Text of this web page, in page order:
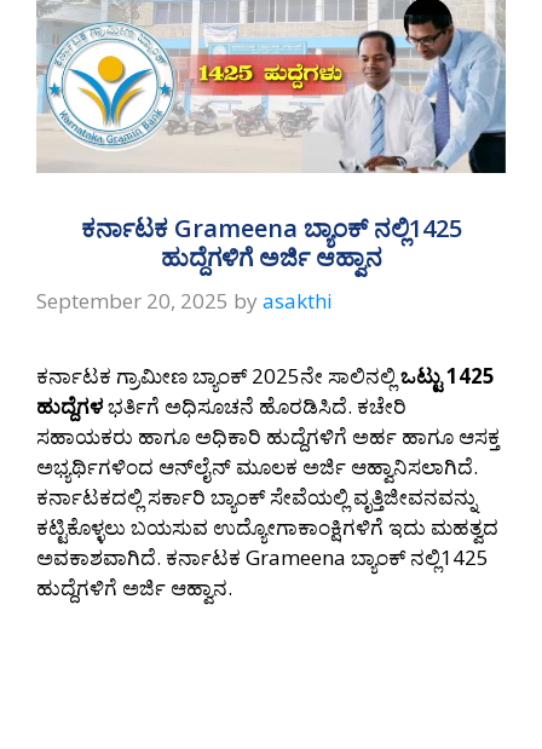
ಕರ್ನಾಟಕ Grameena ಬ್ಯಾಂಕ್ ನಲ್ಲಿ1425
ಹುದ್ದೆಗಳಿಗೆ ಅರ್ಜಿ ಆಹ್ವಾನ
September 20, 2025 by asakthi
ಕರ್ನಾಟಕ ಗ್ರಾಮೀಣ ಬ್ಯಾಂಕ್ 2025ನೇ ಸಾಲಿನಲ್ಲಿ ಒಟ್ಟು 1425
ಹುದ್ದೆಗಳಭರ್ತಿಗೆ ಅಧಿಸೂಚನೆ ಹೊರಡಿಸಿದೆ. ಕಚೇರಿ
ಸಹಾಯಕರು ಹಾಗೂ ಅಧಿಕಾರಿ ಹುದ್ದೆಗಳಿಗೆ ಅರ್ಹ ಹಾಗೂ ಆಸಕ್ತ
ಅಭ್ಯರ್ಥಿಗಳಿಂದ ಆನ್‌ಲೈನ್ ಮೂಲಕ ಅರ್ಜಿ ಆಹ್ವಾನಿಸಲಾಗಿದೆ.
ಕರ್ನಾಟಕದಲ್ಲಿ ಸರ್ಕಾರಿ ಬ್ಯಾಂಕ್ ಸೇವೆಯಲ್ಲಿ ವೃತ್ತಿಜೀವನವನ್ನು
ಕಟ್ಟಿಕೊಳ್ಳಲು ಬಯಸುವ ಉದ್ಯೋಗಾಕಾಂಕ್ಷಿಗಳಿಗೆ ಇದು ಮಹತ್ವದ
ಅವಕಾಶವಾಗಿದೆ. ಕರ್ನಾಟಕ Grameena ಬ್ಯಾಂಕ್ ನಲ್ಲಿ1425
ಹುದ್ದೆಗಳಿಗೆ ಅರ್ಜಿ ಆಹ್ವಾನ.